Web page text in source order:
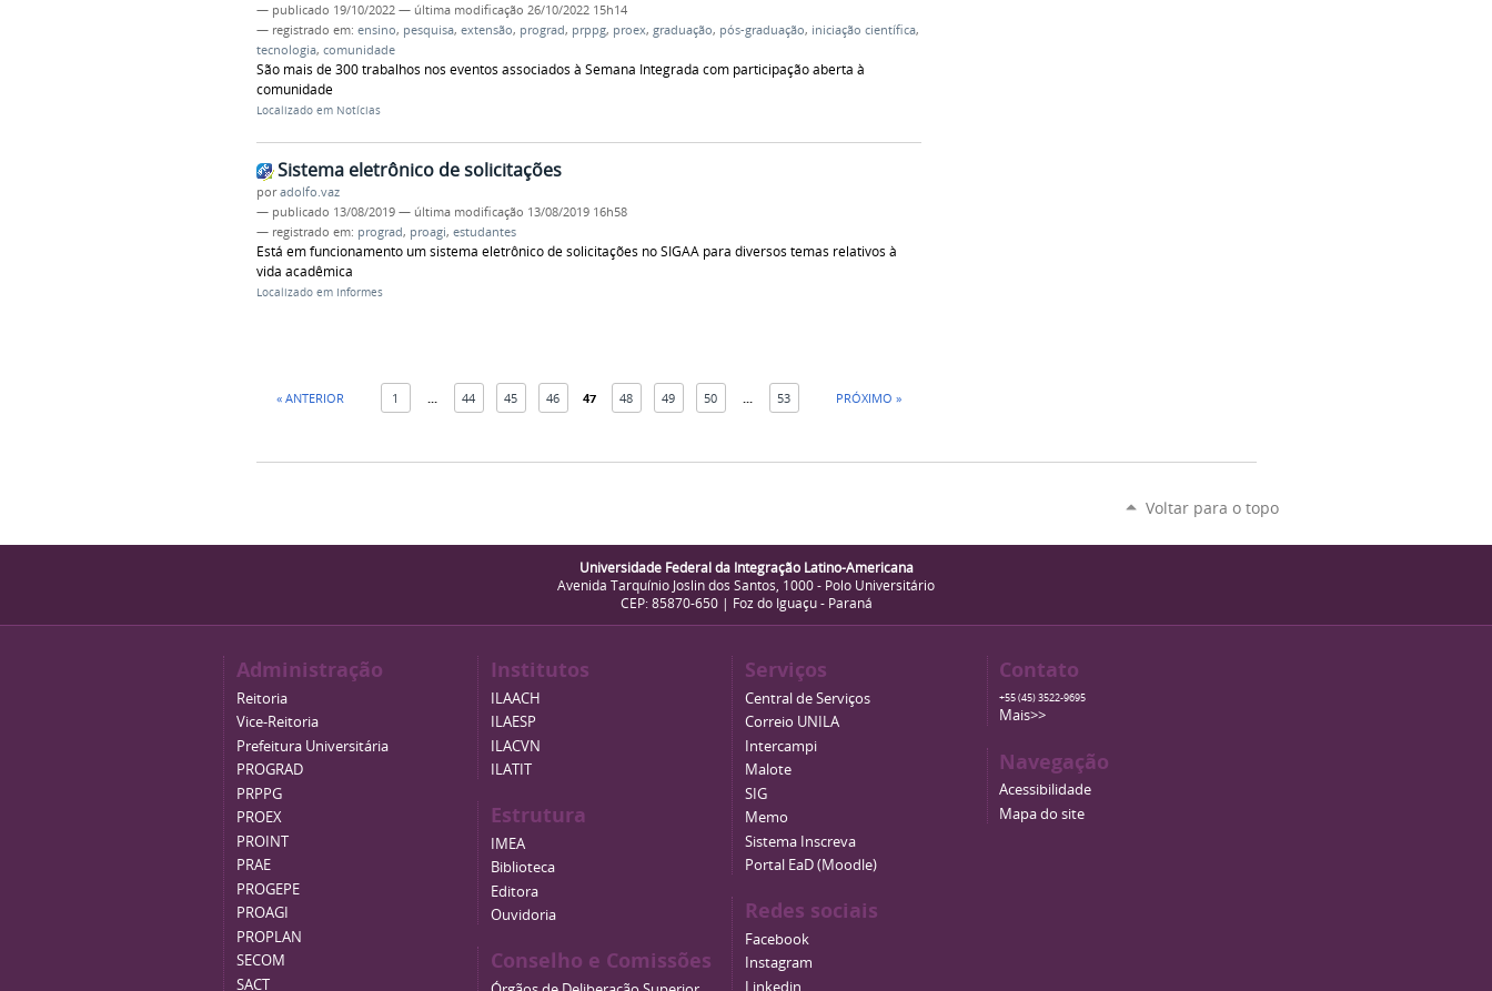
— publicado 19/10/2022 — última modificação 26/10/2022 15h14
— registrado em: ensino, pesquisa, extensão, prograd, prppg, proex, graduação, pós-graduação, iniciação científica,
tecnologia, comunidade
São mais de 300 trabalhos nos eventos associados à Semana Integrada com participação aberta à
comunidade
Localizado em Notícias
Sistema eletrônico de solicitações
poradolfo.vaz
— publicado 13/08/2019 — última modificação 13/08/2019 16h58
— registrado em: prograd, proagi, estudantes
Está em funcionamento um sistema eletrônico de solicitações no SIGAA para diversos temas relativos à
vida acadêmica
Localizado em Informes
« ANTERIOR 1 44 45 46 47 48 49 50 53 PRÓXIMO »
Voltar para o topo
Universidade Federal da Integração Latino-Americana
Avenida Tarquínio Joslin dos Santos, 1000 - Polo Universitário
CEP: 85870-650 | Foz do Iguaçu - Paraná
Administração
Reitoria
Vice-Reitoria
Prefeitura Universitária
PROGRAD
PRPPG
PROEX
PROINT
PRAE
PROGEPE
PROAGI
PROPLAN
SECOM
SACT
Institutos
ILAACH
ILAESP
ILACVN
ILATIT
Estrutura
IMEA
Biblioteca
Editora
Ouvidoria
Conselho e Comissões
Serviços
Central de Serviços
Correio UNILA
Intercampi
Malote
SIG
Memo
Sistema Inscreva
Portal EaD (Moodle)
Redes sociais
Facebook
Instagram
Linkedin
Contato
+55 (45) 3522-9695
Mais>>
Navegação
Acessibilidade
Mapa do site